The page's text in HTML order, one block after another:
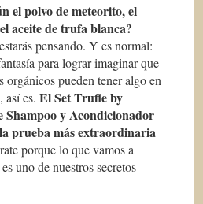
el polvo de meteorito, el
aceite de trufa blanca?
pensando. Y es normal:
para lograr imaginar que
orgánicos pueden tener algo en
así es.El Set Trufle by
Shampoo y Acondicionador
prueba más extraordinaria
porque lo que vamos a
uno de nuestros secretos